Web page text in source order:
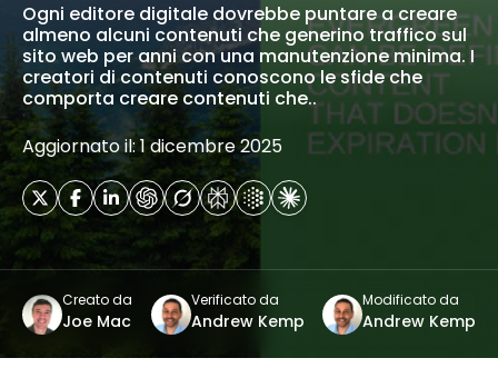
Ogni editore digitale dovrebbe puntare a creare
almeno alcuni contenuti che generino traffico sul
sito web per anni con una manutenzione minima. I
creatori di contenuti conoscono le sfide che
comporta creare contenuti che..
Aggiornato il: 1 dicembre 2025
Creato da
Joe Mac
Verificato da
Andrew Kemp
Modificato da
Andrew Kemp